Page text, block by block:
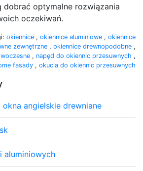
dobrać optymalne rozwiązania
oczekiwań.
okiennice , okiennice aluminiowe , okiennice
zewnętrzne , okiennice drewnopodobne ,
, napęd do okiennic przesuwnych ,
fasady , okucia do okiennic przesuwnych
angielskie drewniane
aluminiowych